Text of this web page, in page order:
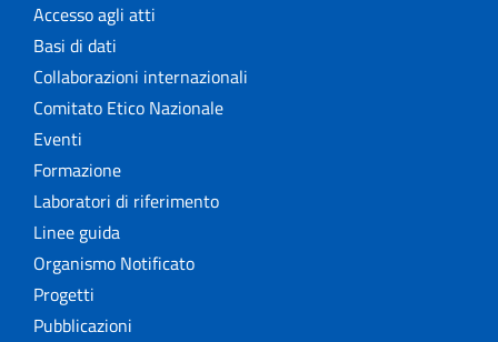
Accesso agli atti
Basi di dati
Collaborazioni internazionali
Comitato Etico Nazionale
Eventi
Formazione
Laboratori di riferimento
Linee guida
Organismo Notificato
Progetti
Pubblicazioni